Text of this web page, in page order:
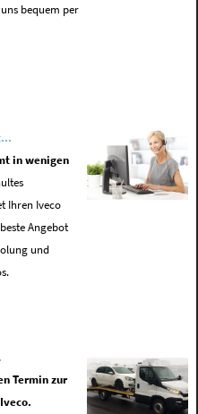
bequem per
in wenigen
Ihren Iveco
Angebot
und
Termin zur